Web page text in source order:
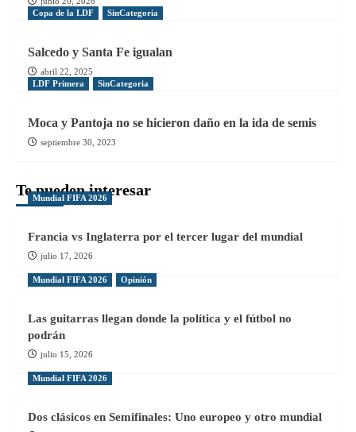
Copa de la LDF
SinCategoria
Salcedo y Santa Fe igualan
abril 22, 2025
LDF Primera
SinCategoria
Moca y Pantoja no se hicieron daño en la ida de semis
septiembre 30, 2023
Te pueden interesar
Mundial FIFA 2026
Francia vs Inglaterra por el tercer lugar del mundial
julio 17, 2026
Mundial FIFA 2026 Opinión
Las guitarras llegan donde la política y el fútbol no
podrán
julio 15, 2026
Mundial FIFA 2026
Dos clásicos en Semifinales: Uno europeo y otro mundial